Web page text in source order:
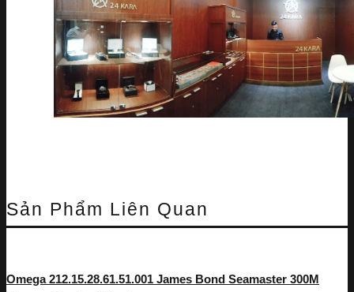
Sản Phẩm Liên Quan
Omega 212.15.28.61.51.001 James Bond Seamaster 300M